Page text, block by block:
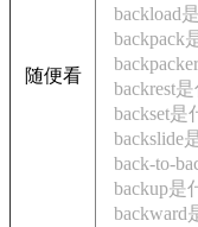
随便看
backload
backpack
backrest
backset是
backslide
back-to-
backup是
backward